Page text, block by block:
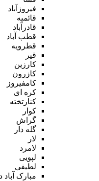
فیروزآباد
قائمیه
قادرآباد
قطب آباد
قطرویه
قیر
کارزین
کازرون
کامفیروز
کره ای
کنارتخته
کوار
گراش
گله دار
لار
لامرد
لپویی
لطیفی
مبارک آباد